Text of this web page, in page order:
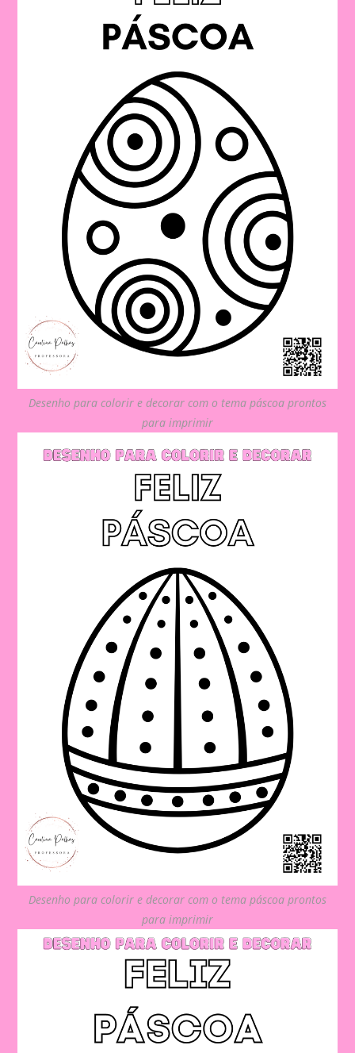
Desenho para colorir e decorar com o tema páscoa prontos
para imprimir
Desenho para colorir e decorar com o tema páscoa prontos
para imprimir